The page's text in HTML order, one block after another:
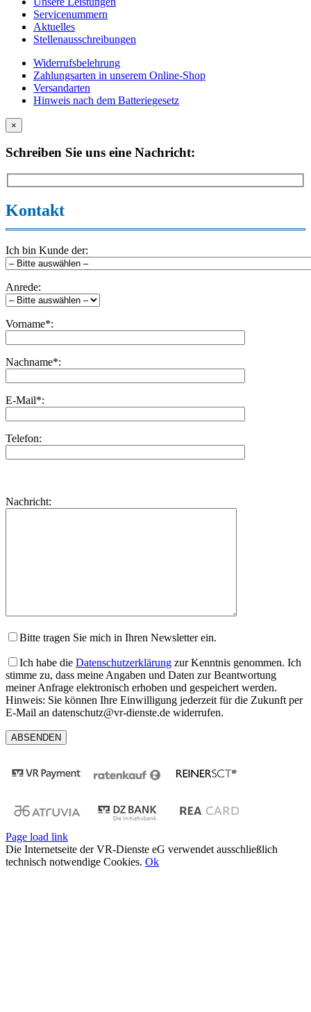
Servicenummern
Aktuelles
Stellenausschreibungen
Widerrufsbelehrung
Zahlungsarten in unserem Online-Shop
Versandarten
Hinweis nach dem Batteriegesetz
×
Schreiben Sie uns eine Nachricht:
Kontakt
Ich bin Kunde der:
Anrede:
Vorname*:
Nachname*:
E-Mail*:
Telefon:
dieses
lasse
Nachricht:
Bitte tragen Sie mich in Ihren Newsletter ein.
Ich habe die Datenschutzerklärung zur Kenntnis genommen. Ich
stimme zu, dass meine Angaben und Daten zur Beantwortung
meiner Anfrage elektronisch erhoben und gespeichert werden.
Hinweis: Sie können Ihre Einwilligung jederzeit für die Zukunft per
E-Mail an datenschutz@vr-dienste.de widerrufen.
Page load link
Die Internetseite der VR-Dienste eG verwendet ausschließlich
technisch notwendige Cookies. Ok